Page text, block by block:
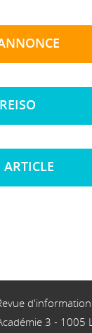
3 - 1005